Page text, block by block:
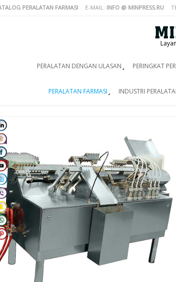
PERALATAN FARMASI E-MAIL: INFO @ MINPRESS.RU
PERALATAN DENGAN ULASAN PERINGKAT
PERALATAN FARMASI INDUSTRI